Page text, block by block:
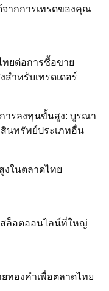
จากการเทรดของคุณ
ยต่อการซื้อขาย
ำหรับเทรดเดอร์
ารลงทุนขั้นสูง: บูรณา
นทรัพย์ประเภทอื่น
ในตลาดไทย
ล็อตออนไลน์ที่ใหญ่
ทองคำเพื่อตลาดไทย